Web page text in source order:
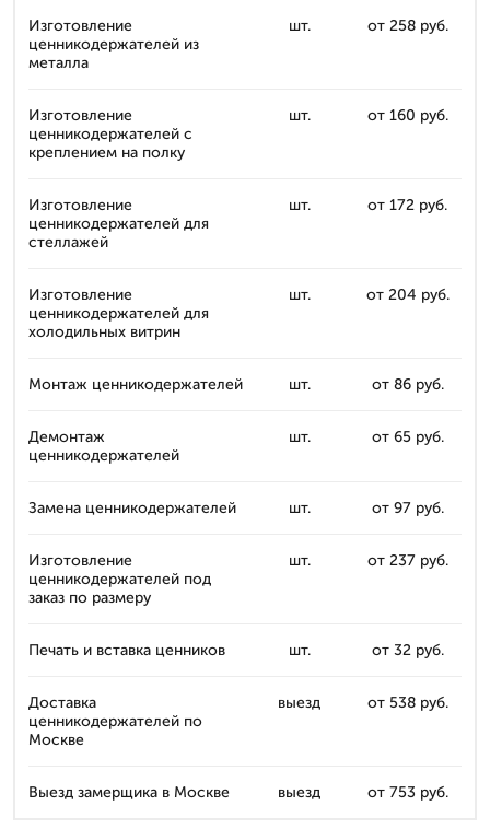
Изготовление
ценникодержателей из
металла
шт. от 258 руб.
Изготовление
ценникодержателей с
креплением на полку
шт. от 160 руб.
Изготовление
ценникодержателей для
стеллажей
шт. от 172 руб.
Изготовление
ценникодержателей для
холодильных витрин
шт. от 204 руб.
Монтаж ценникодержателей шт. от 86 руб.
Демонтаж
ценникодержателей
шт. от 65 руб.
Замена ценникодержателей шт. от 97 руб.
Изготовление
ценникодержателей под
заказ по размеру
шт. от 237 руб.
Печать и вставка ценников шт. от 32 руб.
Доставка
ценникодержателей по
Москве
выезд от 538 руб.
Выезд замерщика в Москве выезд от 753 руб.